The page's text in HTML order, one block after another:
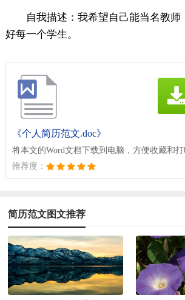
自我描述：我希望自己能当名教师
好每一个学生。
《个人简历范文.doc》
将本文的Word文档下载到电脑，方便收藏和打
推荐度：
简历范文图文推荐